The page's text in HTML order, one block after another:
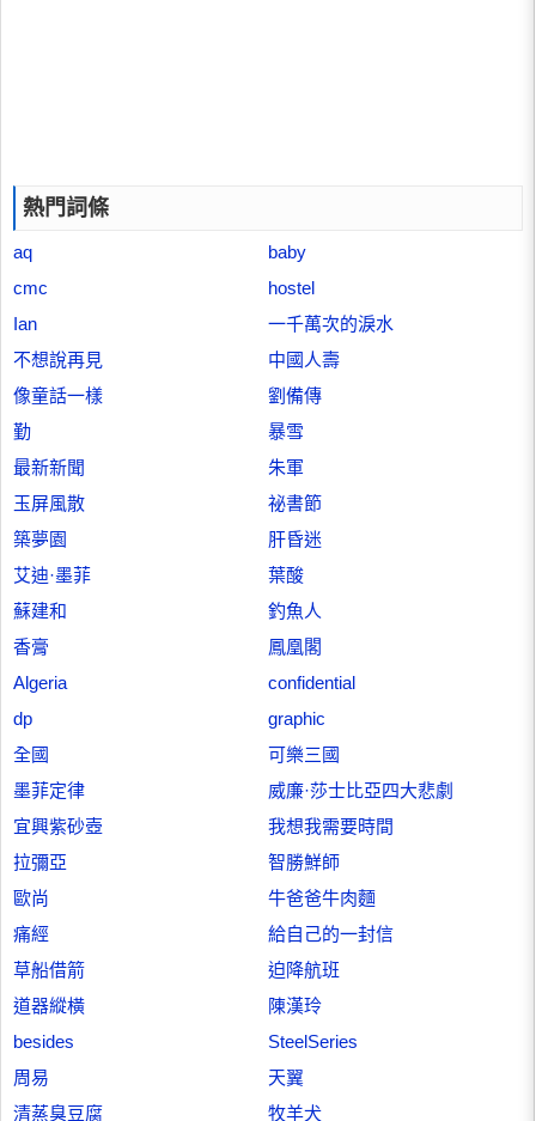
熱門詞條
aq
baby
cmc
hostel
Ian
一千萬次的淚水
不想說再見
中國人壽
像童話一樣
劉備傳
勤
暴雪
最新新聞
朱軍
玉屏風散
祕書節
築夢園
肝昏迷
艾迪·墨菲
葉酸
蘇建和
釣魚人
香膏
鳳凰閣
Algeria
confidential
dp
graphic
全國
可樂三國
墨菲定律
威廉·莎士比亞四大悲劇
宜興紫砂壺
我想我需要時間
拉彌亞
智勝鮮師
歐尚
牛爸爸牛肉麵
痛經
給自己的一封信
草船借箭
迫降航班
道器縱橫
陳漢玲
besides
SteelSeries
周易
天翼
清蒸臭豆腐
牧羊犬